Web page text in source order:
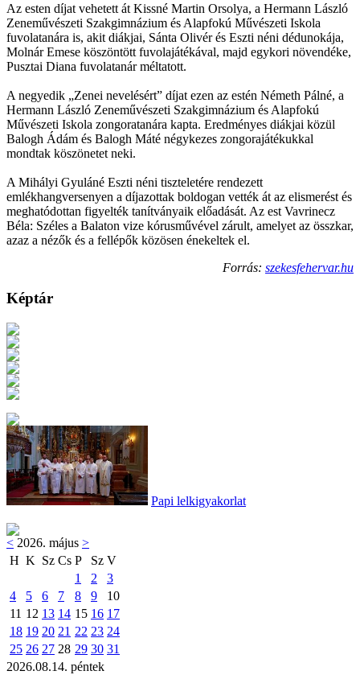
Az esten díjat vehetett át Kissné Martin Orsolya, a Hermann László
Zeneművészeti Szakgimnázium és Alapfokú Művészeti Iskola
fuvolatanára is, akit diákjai, Sánta Olivér és Eszti néni dédunokája,
Molnár Emese köszöntött fuvolajátékával, majd egykori növendéke,
Pusztai Diana fuvolatanár méltatott.
A negyedik „Zenei nevelésért” díjat ezen az estén Németh Pálné, a
Hermann László Zeneművészeti Szakgimnázium és Alapfokú
Művészeti Iskola zongoratanára kapta. Eredményes diákjai közül
Balogh Ádám és Balogh Máté négykezes zongorajátékukkal
mondtak köszönetet neki.
A Mihályi Gyuláné Eszti néni tiszteletére rendezett
emlékhangversenyen a díjazottak boldogan vették át az elismerést és
meghatódottan figyelték tanítványaik előadását. Az est Vavrinecz
Béla: Széles a Balaton vize kórusművével zárult, amelyet az összkar,
azaz a nézők és a fellépők közösen énekeltek el.
Forrás: szekesfehervar.hu
Képtár
Papi lelkigyakorlat
< 2026. május >
H K Sz Cs P Sz V
1
2
3
4
5 6 7 8 9
10
11 12 13 14 15 16 17
18 19 20 21 22 23 24
25 26 27 28 29 30 31
2026.08.14. péntek